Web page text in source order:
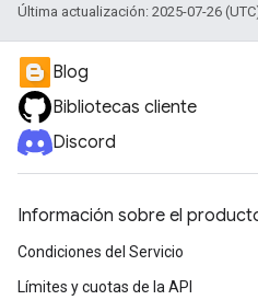
Última actualización: 2025-07-26
Blog
Bibliotecas cliente
Discord
Información sobre el
Condiciones del Servicio
Límites y cuotas de la API